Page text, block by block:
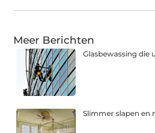
Meer Berichten
Glasbewassing die
Slimmer slapen en